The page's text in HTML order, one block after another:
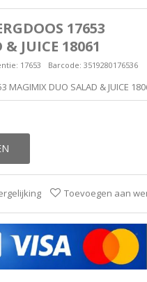
17653
JUICE 18061
17653 Barcode: 3519280176536
MAGIMIX DUO SALAD & JUICE
Toevoegen aan